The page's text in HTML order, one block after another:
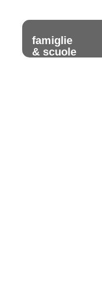
famiglie
& scuole